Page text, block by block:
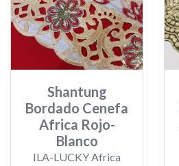
Shantung
Bordado Cenefa
Africa Rojo-
Blanco
ILA-LUCKY Africa